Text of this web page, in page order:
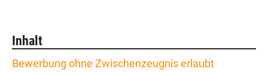
Inhalt
Bewerbung ohne Zwischenzeugnis erlaubt